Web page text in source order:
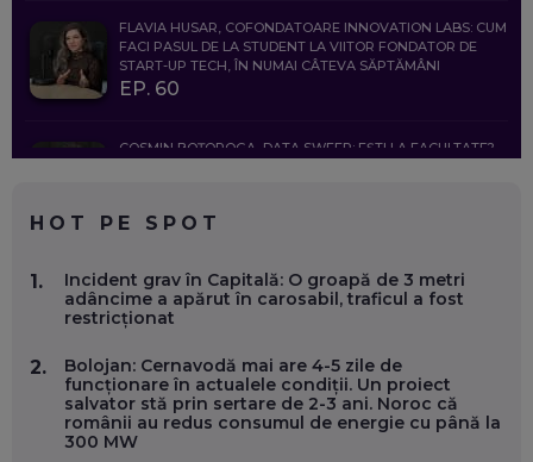
FLAVIA HUSAR, COFONDATOARE INNOVATION LABS: CUM
FACI PASUL DE LA STUDENT LA VIITOR FONDATOR DE
START-UP TECH, ÎN NUMAI CÂTEVA SĂPTĂMÂNI
EP. 60
COSMIN BOȚOROGA, DATA SWEEP: EȘTI LA FACULTATE?
FOLOSEȘTI TEHNOLOGIA CA SĂ FII MAI BUN LA JOB. ȘI CUM
SE VA SCHIMBA MUNCA, ÎN URMĂTORII ANI
EP. 58
MARIUS PAȘCULEA, COFONDATOR AL KULTH: CUM
FOLOSEȘTI TEHNOLOGIA CA SĂ ÎȚI DESCHIZI DRUMUL
CĂTRE ARTĂ, LA NIVEL GLOBAL
EP. 57
HOT PE SPOT
1.
Incident grav în Capitală: O groapă de 3 metri
adâncime a apărut în carosabil, traficul a fost
restricționat
2.
Bolojan: Cernavodă mai are 4-5 zile de
funcționare în actualele condiții. Un proiect
salvator stă prin sertare de 2-3 ani. Noroc că
românii au redus consumul de energie cu până la
300 MW